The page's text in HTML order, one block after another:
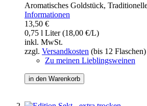
Aromatisches Goldstück,
Informationen
13,50 €
0,75 l Liter (18,00 €/L)
inkl. MwSt.
zzgl. Versandkosten (bis 12 Flaschen)
Zu meinen Lieblingsweinen
in den Warenkorb